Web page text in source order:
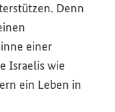
Denn
einer
Israelis wie
ein Leben in